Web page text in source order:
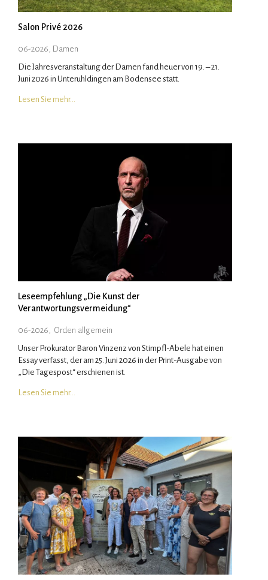
Salon Privé 2026
06-2026, Damen
Die Jahresveranstaltung der Damen fand heuer von 19. – 21.
Juni 2026 in Unteruhldingen am Bodensee statt.
Lesen Sie mehr…
Leseempfehlung „Die Kunst der
Verantwortungsvermeidung“
06-2026 , Orden allgemein
Unser Prokurator Baron Vinzenz von Stimpfl-Abele hat einen
Essay verfasst, der am 25. Juni 2026 in der Print-Ausgabe von
„Die Tagespost“ erschienen ist.
Lesen Sie mehr…